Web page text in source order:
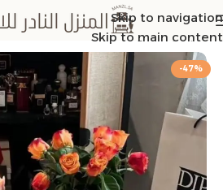
Skip to navigation
Skip to main content
الرئيسية/طاولات خدمة
-47%